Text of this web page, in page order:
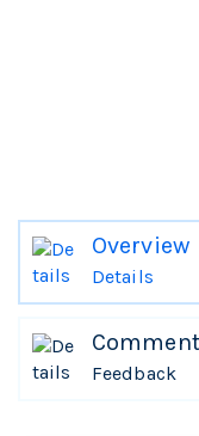
Overview
Details
Feedback